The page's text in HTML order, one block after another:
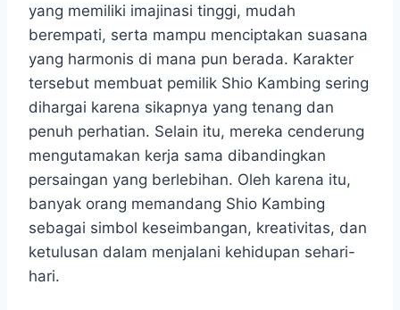
yang memiliki imajinasi tinggi, mudah
berempati, serta mampu menciptakan suasana
yang harmonis di mana pun berada. Karakter
tersebut membuat pemilik Shio Kambing sering
dihargai karena sikapnya yang tenang dan
penuh perhatian. Selain itu, mereka cenderung
mengutamakan kerja sama dibandingkan
persaingan yang berlebihan. Oleh karena itu,
banyak orang memandang Shio Kambing
sebagai simbol keseimbangan, kreativitas, dan
ketulusan dalam menjalani kehidupan sehari-
hari.